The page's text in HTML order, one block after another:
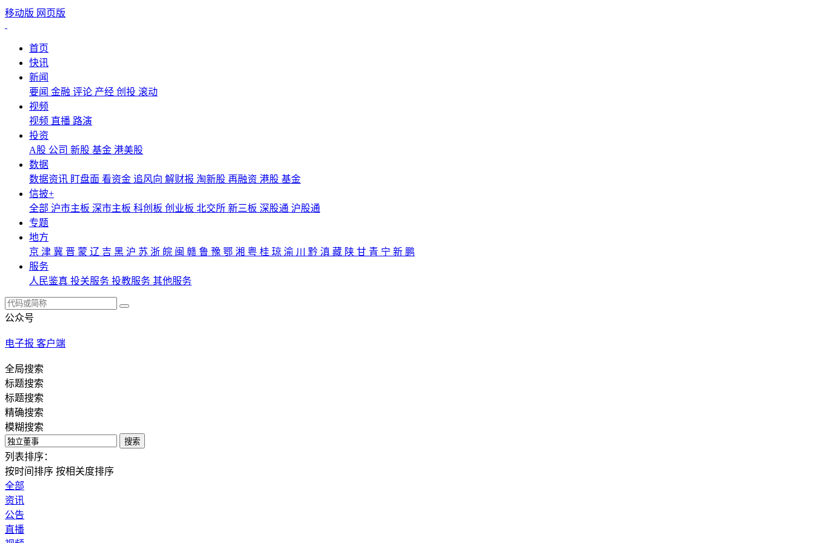
移动版 网页版
首页
快讯
新闻
要闻 金融 评论 产经 创投 滚动
视频
视频 直播 路演
投资
A股 公司 新股 基金 港美股
数据
数据资讯 盯盘面 看资金 追风向 解财报 淘新股 再融资 港股 基金
信披+
全部 沪市主板 深市主板 科创板 创业板 北交所 新三板 深股通 沪股通
专题
地方
京 津 冀 晋 蒙 辽 吉 黑 沪 苏 浙 皖 闽 赣 鲁 豫 鄂 湘 粤 桂 琼 渝 川 黔 滇 藏 陕 甘 青 宁 新 鹏
服务
人民鉴真 投关服务 投教服务 其他服务
公众号
电子报 客户端
全局搜索
标题搜索
标题搜索
精确搜索
模糊搜索
搜索
列表排序：
按时间排序 按相关度排序
全部
资讯
公告
直播